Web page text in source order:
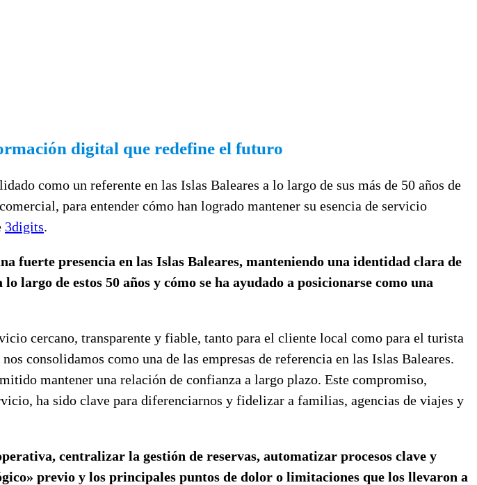
digital que redefine el futuro
como un referente en las Islas Baleares a lo largo de sus más de 50 años de
para entender cómo han logrado mantener su esencia de servicio
3digits.
fuerte presencia en las Islas Baleares, manteniendo una identidad clara de
largo de estos 50 años y cómo se ha ayudado a posicionarse como una
cercano, transparente y fiable, tanto para el cliente local como para el turista
consolidamos como una de las empresas de referencia en las Islas Baleares.
mantener una relación de confianza a largo plazo. Este compromiso,
ha sido clave para diferenciarnos y fidelizar a familias, agencias de viajes y
centralizar la gestión de reservas, automatizar procesos clave y
previo y los principales puntos de dolor o limitaciones que los llevaron a